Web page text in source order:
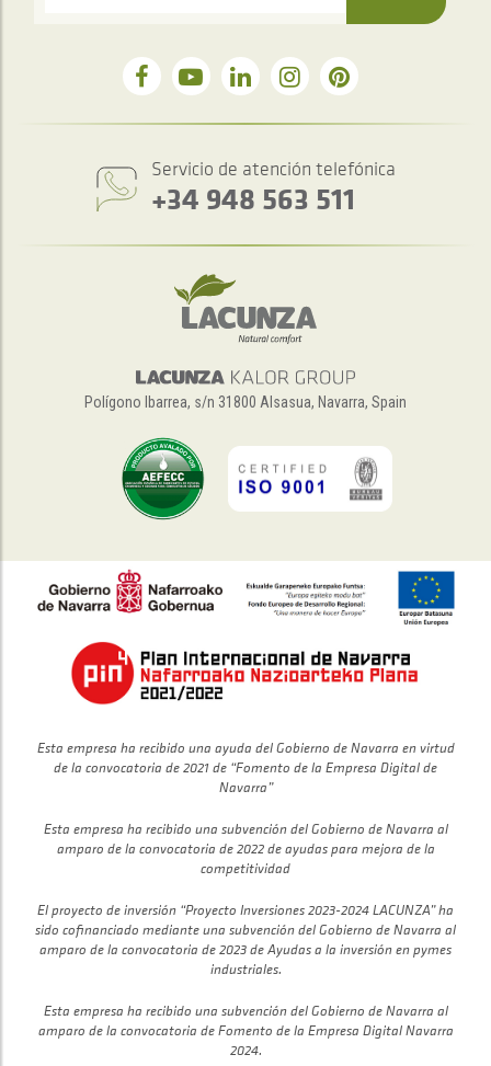
Servicio de atención telefónica
+34 948 563 511
Polígono Ibarrea, s/n 31800 Alsasua, Navarra, Spain
Esta empresa ha recibido una ayuda del Gobierno de Navarra en virtud
de la convocatoria de 2021 de “Fomento de la Empresa Digital de
Navarra”
Esta empresa ha recibido una subvención del Gobierno de Navarra al
amparo de la convocatoria de 2022 de ayudas para mejora de la
competitividad
El proyecto de inversión “Proyecto Inversiones 2023-2024 LACUNZA” ha
sido cofinanciado mediante una subvención del Gobierno de Navarra al
amparo de la convocatoria de 2023 de Ayudas a la inversión en pymes
industriales.
Esta empresa ha recibido una subvención del Gobierno de Navarra al
amparo de la convocatoria de Fomento de la Empresa Digital Navarra
2024.